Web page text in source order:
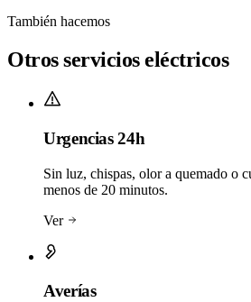
También hacemos
Otros servicios eléctricos
Urgencias 24h
Sin luz, chispas, olor a quemado o
menos de 20 minutos.
Ver
Averías